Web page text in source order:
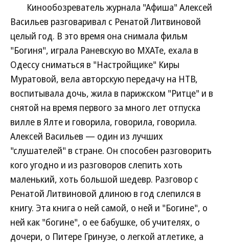
Кинообозреватель журнала "Афиша" Алексей
Васильев разговаривал с Ренатой Литвиновой
целый год. В это время она снимала фильм
"Богиня", играла Раневскую во МХАТе, ехала в
Одессу сниматься в "Настройщике" Киры
Муратовой, вела авторскую передачу на НТВ,
воспитывала дочь, жила в парижском "Ритце" и в
снятой на время первого за много лет отпуска
вилле в Ялте и говорила, говорила, говорила.
Алексей Васильев — один из лучших
"слушателей" в стране. Он способен разговорить
кого угодно и из разговоров слепить хоть
маленький, хоть большой шедевр. Разговор с
Ренатой Литвиновой длиною в год слепился в
книгу. Эта книга о ней самой, о ней и "Богине", о
ней как "богине", о ее бабушке, об учителях, о
дочери, о Питере Гринуэе, о легкой атлетике, а